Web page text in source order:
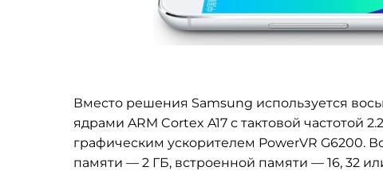
Вместо решения Samsung используется
ядрами ARM Cortex A17 с тактовой частотой
графическим ускорителем PowerVR G6200.
памяти — 2 ГБ, встроенной памяти — 16, 32